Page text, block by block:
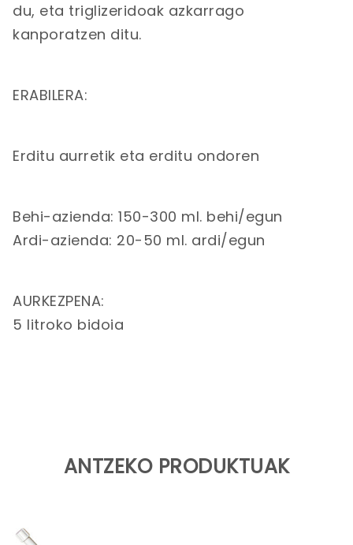
du, eta triglizeridoak azkarrago
kanporatzen ditu.
ERABILERA:
Erditu aurretik eta erditu ondoren
Behi-azienda: 150-300 ml. behi/egun
Ardi-azienda: 20-50 ml. ardi/egun
AURKEZPENA:
5 litroko bidoia
ANTZEKO PRODUKTUAK